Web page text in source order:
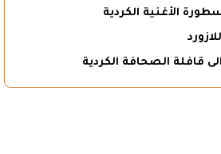
الأغنية الكردية
قافلة الصحافة الكردية